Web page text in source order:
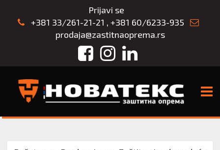
Prijavi se
+381 33/261-21-21 , +381 60/6233-935
prodaja@zastitnaoprema.rs
FacebookInstagram
LinkedIn